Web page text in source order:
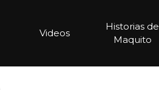
Videos
Historias de
Maquito